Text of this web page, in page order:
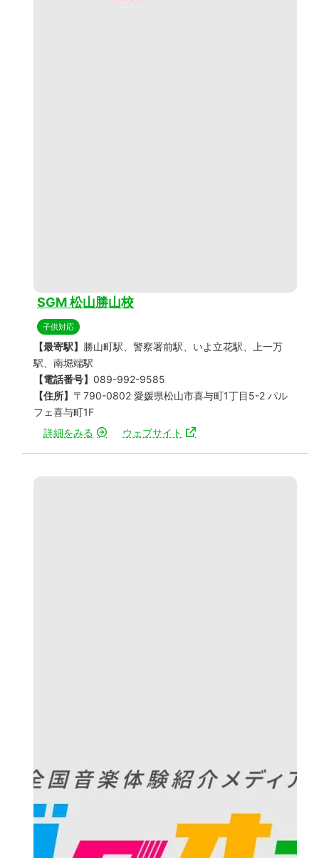
SGM 松山勝山校
子供対応
【最寄駅】 勝山町駅、警察署前駅、いよ立花駅、上一万
駅、南堀端駅
【電話番号】 089-992-9585
【住所】 〒790-0802 愛媛県松山市喜与町1丁目5-2 パル
フェ喜与町1F
詳細をみる
ウェブサイト